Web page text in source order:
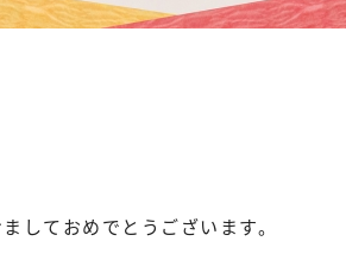
しておめでとうございます。